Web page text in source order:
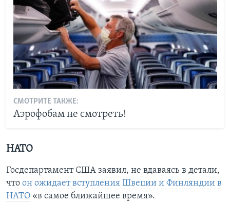
СМОТРИТЕ ТАКЖЕ:
Аэрофобам не смотреть!
НАТО
Госдепартамент США заявил, не вдаваясь в детали,
что он ожидает вступления Швеции и Финляндии в
НАТО «в самое ближайшее время».